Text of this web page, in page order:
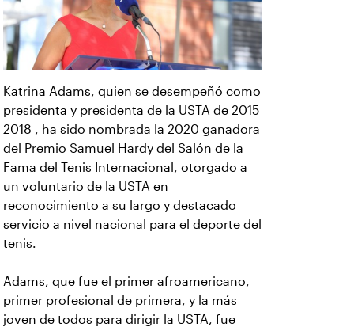
Katrina Adams, quien se desempeñó como
presidenta y presidenta de la USTA de 2015
2018 , ha sido nombrada la 2020 ganadora
del Premio Samuel Hardy del Salón de la
Fama del Tenis Internacional, otorgado a
un voluntario de la USTA en
reconocimiento a su largo y destacado
servicio a nivel nacional para el deporte del
tenis.
Adams, que fue el primer afroamericano,
primer profesional de primera, y la más
joven de todos para dirigir la USTA, fue